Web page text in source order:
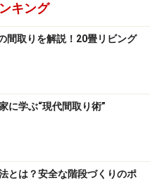
引いたりしていく
ご紹介します。
キング
間取りを解説！20畳リビング
に学ぶ“現代間取り術”
とは？安全な階段づくりのポ